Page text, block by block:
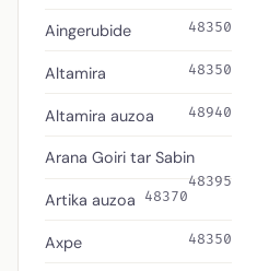
Aingerubide 48350
Altamira 48350
Altamira auzoa 48940
Arana Goiri tar Sabin
48395
Artika auzoa 48370
Axpe 48350